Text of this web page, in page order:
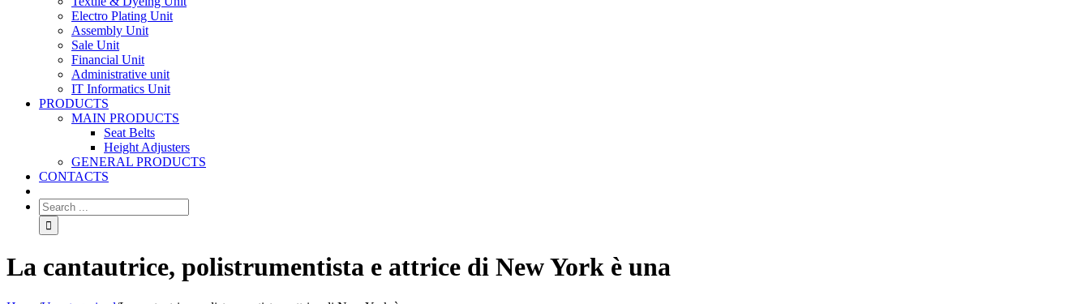
Electro Plating Unit
Assembly Unit
Sale Unit
Financial Unit
Administrative unit
IT Informatics Unit
PRODUCTS
MAIN PRODUCTS
Seat Belts
Height Adjusters
GENERAL PRODUCTS
CONTACTS
La cantautrice, polistrumentista e attrice di New York è una